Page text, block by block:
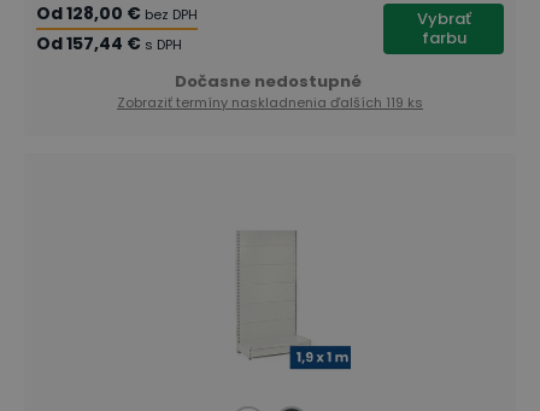
Od128,00 € bez DPH
Od157,44 € s DPH
Vybrať
farbu
Dočasne nedostupné
Zobraziť termíny naskladnenia ďalších 119 ks